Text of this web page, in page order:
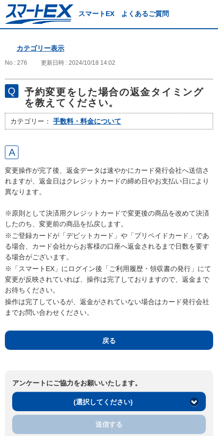
スマートEX よくあるご質問
カテゴリー表示
No : 276 更新日時 : 2024/10/18 14:02
予約変更をした場合の返金タイミング
を教えてください。
カテゴリー： 手数料・料金について
変更操作が完了後、返金データは速やかにカード発行会社へ送信さ
れますが、返金日はクレジットカードの締め日やお支払い日により
異なります。
※原則として決済用クレジットカードで変更後の商品を改めて決済
したのち、変更前の商品を払戻します。
※ご登録カードが「デビットカード」や「プリペイドカード」であ
る場合、カード会社からお客様の口座へ返金されるまで日数を要す
る場合がございます。
※「スマートEX」にログイン後「ご利用履歴・領収書の発行」にて
変更が反映されていれば、操作は完了しておりますので、返金まで
お待ちください。
操作は完了しているが、返金がされていない場合はカード発行会社
までお問い合わせください。
戻る
アンケートにご協力をお願いいたします。
(選択してください)
送信する